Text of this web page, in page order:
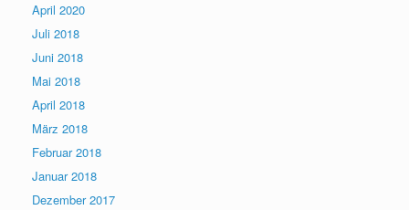
April 2020
Juli 2018
Juni 2018
Mai 2018
April 2018
März 2018
Februar 2018
Januar 2018
Dezember 2017